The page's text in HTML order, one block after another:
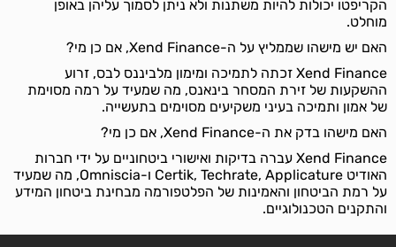
הקריפטו יכולות להיות משתנות ולא ניתן לסמוך עליהן באופן
מוחלט.
האם יש מישהו שממליץ על ה-Xend Finance, אם כן מי?
Xend Finance זכתה לתמיכה ומימון מלביננס לבס, זרוע
ההשקעות של זירת המסחר בינאנס, מה שמעיד על רמה מסוימת
של אמון ותמיכה בעיני משקיעים מסוימים בתעשייה.
האם מישהו בדק את ה-Xend Finance, אם כן מי?
Xend Finance עברה בדיקות ואישורי ביטחוניים על ידי חברות
האודיט Certik, Techrate, Applicature ו-Omniscia, מה שמעיד
על רמת הביטחון והאמינות של הפלטפורמה מבחינת ביטחון המידע
והתקנים הטכנולוגיים.